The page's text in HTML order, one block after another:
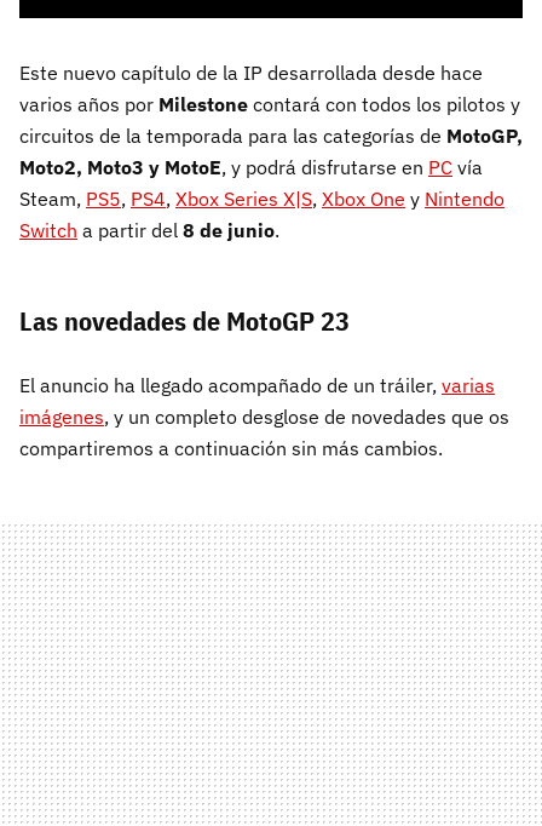
Este nuevo capítulo de la IP desarrollada desde hace
varios años por Milestone contará con todos los pilotos y
circuitos de la temporada para las categorías de MotoGP,
Moto2, Moto3 y MotoE, y podrá disfrutarse en PC vía
Steam, PS5, PS4, Xbox Series X|S, Xbox One y Nintendo
Switch a partir del 8 de junio.
Las novedades de MotoGP 23
El anuncio ha llegado acompañado de un tráiler, varias
imágenes, y un completo desglose de novedades que os
compartiremos a continuación sin más cambios.